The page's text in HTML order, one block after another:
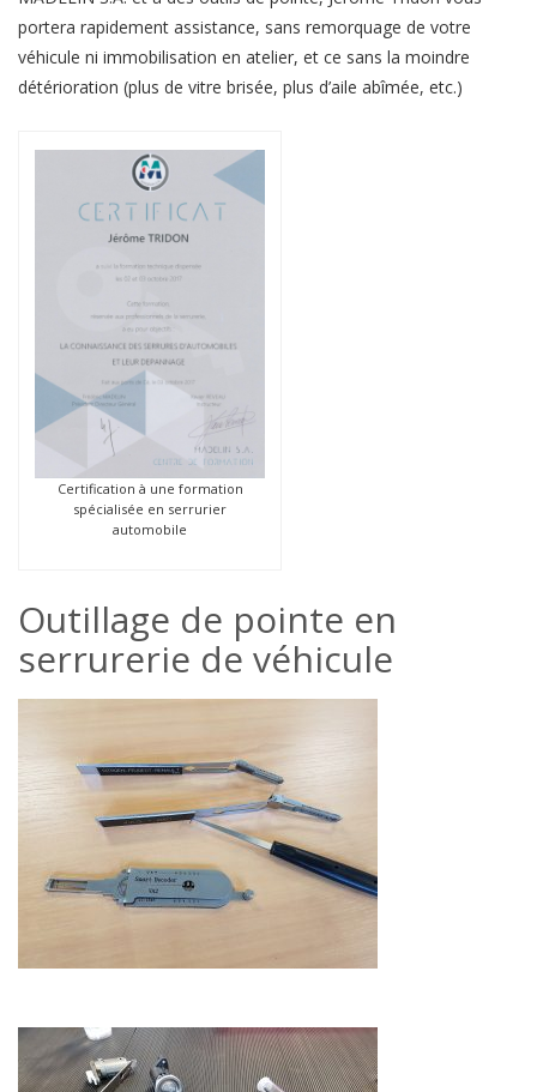
portera rapidement assistance, sans remorquage de votre
véhicule ni immobilisation en atelier, et ce sans la moindre
détérioration (plus de vitre brisée, plus d’aile abîmée, etc.)
Certification à une formation
spécialisée en serrurier
automobile
Outillage de pointe en
serrurerie de véhicule